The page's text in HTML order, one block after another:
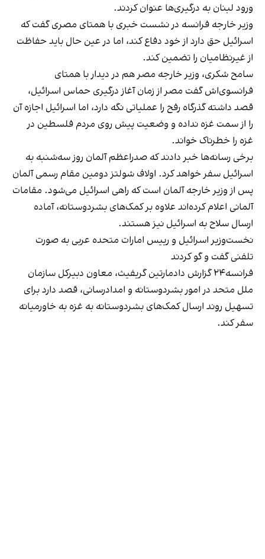
ورود لبنان به درگیری‌ها عنوان کردند.
وزیر خارجه فرانسه در نشست خبری با همتای مصری گفت که
اسرائیل حق دارد از خود دفاع کند، اما در عین حال باید حفاظت
از غیرنظامیان را تضمین کند.
سامح شکری، وزیر خارجه مصر هم در دیدار با همتای
فرانسوی‌اش گفت مصر از زمان آغاز درگیری حماس اسرائیل،
قصد داشته گذرگاه رفح را عملیاتی نگه دارد، اما اسرائیل اجازه آن
را از سمت غزه نداده و وضعیت پیش روی مردم فلسطین در
غزه را خطرناک خواند.
برخی رسانه‌ها خبر دادند که صدراعظم آلمان روز سه‌شنبه به
اسرائیل سفر خواهد کرد. اولاف شولتز دومین مقام رسمی آلمان
پس از وزیر خارجه آلمان است که راهی اسرائیل می‌شود. مقامات
آلمانی اعلام کرده‌اند علاوه بر کمک‌های بشردوستانه، آماده
ارسال سلاح به اسرائیل نیز هستند.
نخست‌وزیر اسرائیل و رییس امارات متحده عربی به صورت
تلفنی گفت و گو کردند
فرانسه۲۴ گزارش دادمارتین گریفیث، معاون دبیرکل سازمان
ملل متحد در امور بشردوستانه و امدادرسانی، قصد دارد برای
تسهیل روند ارسال کمک‌های بشردوستانه به غزه به خاورمیانه
سفر کند.